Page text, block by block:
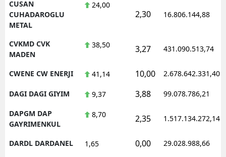
CUSAN
CUHADAROGLU
METAL
24,00
2,30 16.806.144,88
CVKMD CVK
MADEN
38,50 3,27 431.090.513,74
CWENE CW ENERJI 41,14 10,00 2.678.642.331,40
DAGI DAGI GIYIM 9,37 3,88 99.078.786,21
DAPGM DAP
GAYRIMENKUL
8,70 2,35 1.517.134.272,14
DARDL DARDANEL 1,65 0,00 29.028.988,66